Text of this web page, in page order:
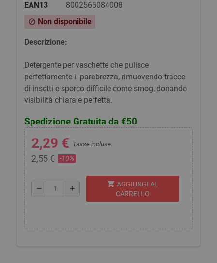
EAN13
8002565084008
block Non disponibile
Descrizione:
Detergente per vaschette che pulisce
perfettamente il parabrezza, rimuovendo tracce
di insetti e sporco difficile come smog, donando
visibilità chiara e perfetta.
Spedizione Gratuita da €50
2,29 € Tasse incluse
2,55 € -10%
remove add
shopping_cart AGGIUNGI AL
CARRELLO